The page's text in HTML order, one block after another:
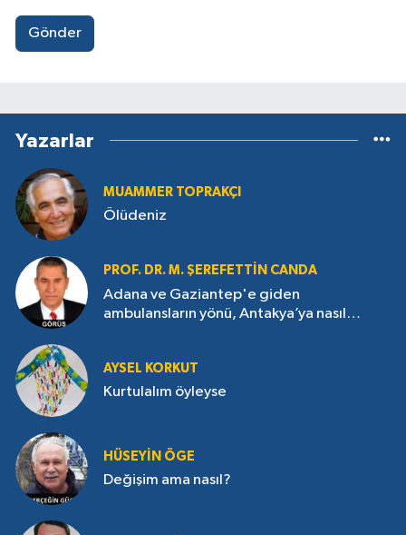
Gönder
Yazarlar
MUAMMER TOPRAKÇI
Ölüdeniz
PROF. DR. M. ŞEREFETTIN CANDA
Adana ve Gaziantep'e giden
ambulansların yönü, Antakya’ya nasıl
AYSEL KORKUT
Kurtulalım öyleyse
HÜSEYIN ÖGE
Değişim ama nasıl?